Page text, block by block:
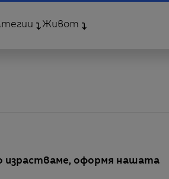
Живот
израстваме, оформя нашата